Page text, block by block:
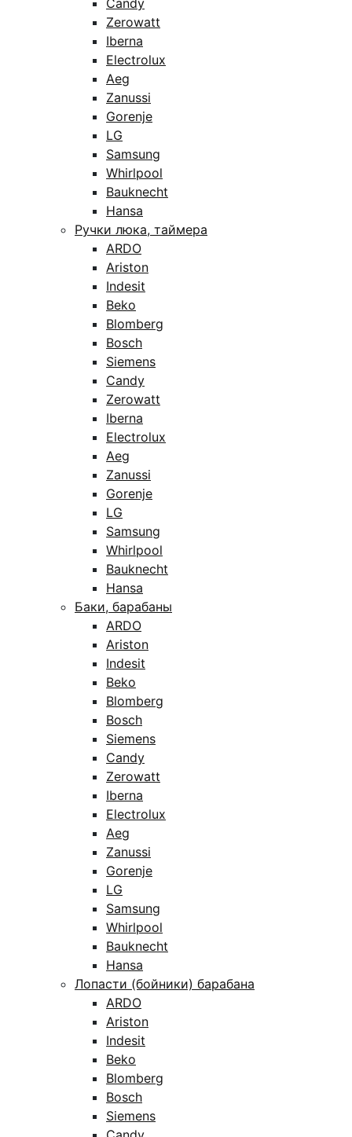
Candy
Zerowatt
Iberna
Electrolux
Aeg
Zanussi
Gorenje
LG
Samsung
Whirlpool
Bauknecht
Hansa
Ручки люка, таймера
ARDO
Ariston
Indesit
Beko
Blomberg
Bosch
Siemens
Candy
Zerowatt
Iberna
Electrolux
Aeg
Zanussi
Gorenje
LG
Samsung
Whirlpool
Bauknecht
Hansa
Баки, барабаны
ARDO
Ariston
Indesit
Beko
Blomberg
Bosch
Siemens
Candy
Zerowatt
Iberna
Electrolux
Aeg
Zanussi
Gorenje
LG
Samsung
Whirlpool
Bauknecht
Hansa
Лопасти (бойники) барабана
ARDO
Ariston
Indesit
Beko
Blomberg
Bosch
Siemens